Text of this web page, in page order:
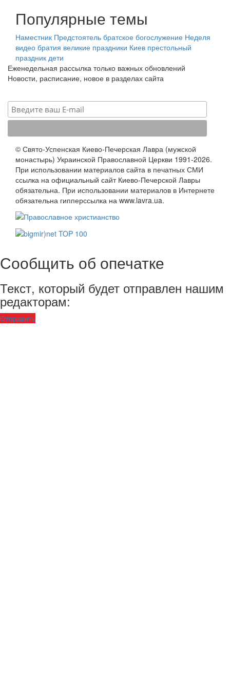
Популярные темы
Наместник Предстоятель братское богослужение Неделя
видео братия великие праздники Киев престольный
праздник дети
Еженедельная рассылка только важных обновлений
Новости, расписание, новое в разделах сайта
© Свято-Успенская Киево-Печерская Лавра (мужской
монастырь) Украинской Православной Церкви 1991-2026.
При использовании материалов сайта в печатных СМИ
ссылка на официальный сайт Киево-Печерской Лавры
обязательна. При использовании материалов в Интернете
обязательна гипперссылка на www.lavra.ua.
Сообщить об опечатке
Текст, который будет отправлен нашим
редакторам:
Отправить